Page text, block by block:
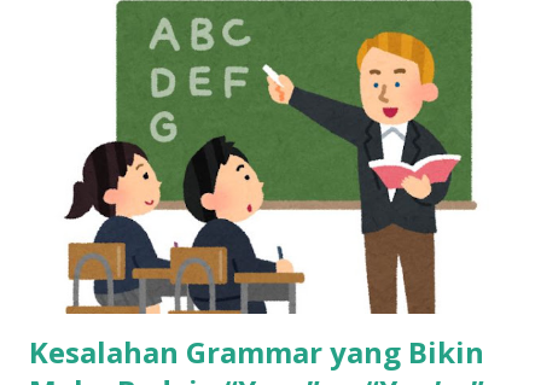
Raya” Tahun 2013, seorang anak muda umur 20 tahun kerja
di mall, dibayar cuma per hari. Bisa dibilang pas-pasan buat
sekadar bertahan hidup. Tapi semuanya berubah waktu dia
pindah ke dunia call center. Begitu terima gaji pertamanya,
rasanya kayak menang undian. Pendapatannya langsung naik
dua kali lipat. Rasanya hidup jadi lebih cerah. Tapi cerita gak
berhenti di sana. Gaji besar di awal bisa bikin terlena.
Banyak yang merasa cukup, padahal tantangan hidup ma...
Kesalahan Grammar yang Bikin